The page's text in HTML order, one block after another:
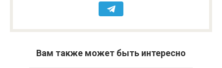
Вам также может быть интересно